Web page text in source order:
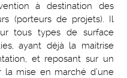
à destination des
(porteurs de projets). Il
tous types de surface
ayant déjà la maitrise
et reposant sur un
mise en marché d’une